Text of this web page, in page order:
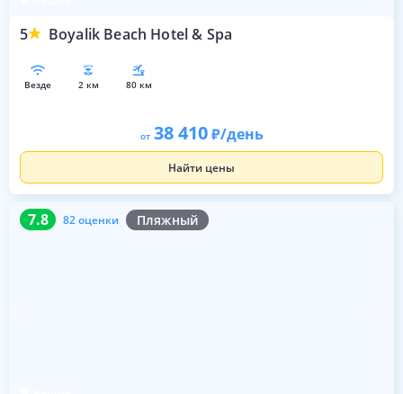
5 Boyalik Beach Hotel & Spa
везде 2 км 80 км
от 38 410 /день
Найти цены
7.8 82 оценки Пляжный
7.8 82 оценки